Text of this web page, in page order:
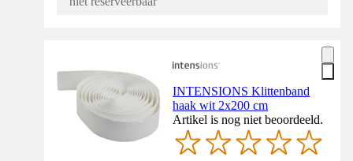
INTENSIONS Klittenband
haak wit 2x200 cm
Artikel is nog niet beoordeeld.